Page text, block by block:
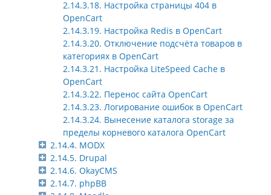
2.14.3.18. Настройка страницы 404 в
OpenCart
2.14.3.19. Настройка Redis в OpenCart
2.14.3.20. Отключение подсчёта товаров в
категориях в OpenCart
2.14.3.21. Настройка LiteSpeed Cache в
OpenCart
2.14.3.22. Перенос сайта OpenСart
2.14.3.23. Логирование ошибок в OpenCart
2.14.3.24. Вынесение каталога storage за
пределы корневого каталога OpenCart
2.14.4. MODX
2.14.5. Drupal
2.14.6. OkayCMS
2.14.7. phpBB